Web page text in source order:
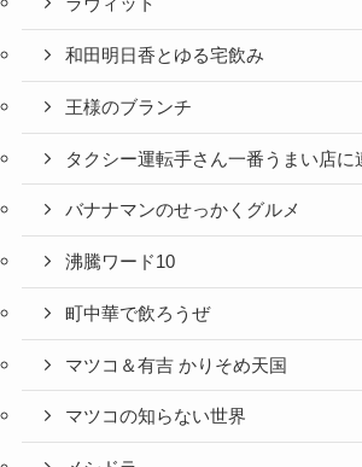
ラヴィット
和田明日香とゆる宅飲み
王様のブランチ
タクシー運転手さん一番うまい店に
バナナマンのせっかくグルメ
沸騰ワード10
町中華で飲ろうぜ
マツコ＆有吉 かりそめ天国
マツコの知らない世界